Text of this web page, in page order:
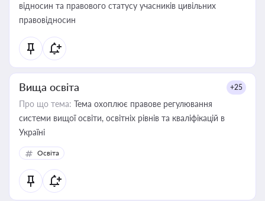
відносин та правового статусу учасників цивільних
правовідносин
Вища освіта +25
Про що тема: Тема охоплює правове регулювання
системи вищої освіти, освітніх рівнів та кваліфікацій в
Україні
Освіта